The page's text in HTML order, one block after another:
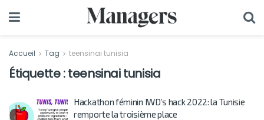
Accueil Tag teensinai tunisia
Étiquette :teensinai tunisia
Hackathon féminin IWD’s hack 2022: la Tunisie
remporte la troisième place